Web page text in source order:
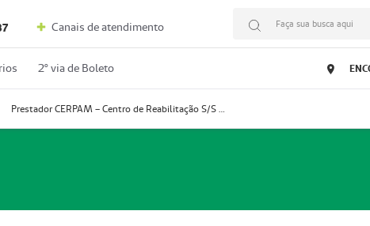
Canais de atendimento Faça sua busca aqui
2º via de Boleto
Prestador CERPAM – Centro de Reabilitação S/S Ltda-ME (52004274-8)